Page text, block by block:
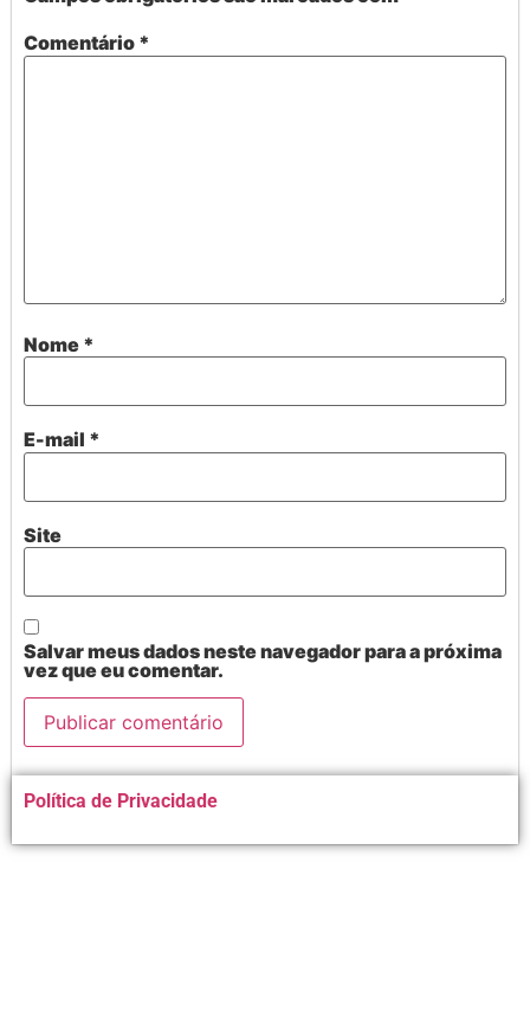
Comentário *
Nome *
E-mail *
Site
Salvar meus dados neste navegador para a próxima
vez que eu comentar.
Alternative:
Política de Privacidade